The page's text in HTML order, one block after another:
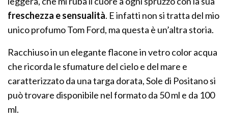
freschezza e sensualità. E infatti non si tratta del mio
unico profumo Tom Ford, ma questa è un’altra storia.
Racchiuso in un elegante flacone in vetro color acqua
che ricorda le sfumature del cielo e del mare e
caratterizzato da una targa dorata, Sole di Positano si
può trovare disponibile nel formato da 50 ml e da 100
ml.